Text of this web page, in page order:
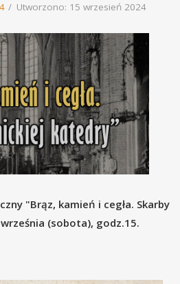
Utworzono: 15 wrzesień 2024
"Brąz, kamień i cegła. Skarby
(sobota), godz.15.